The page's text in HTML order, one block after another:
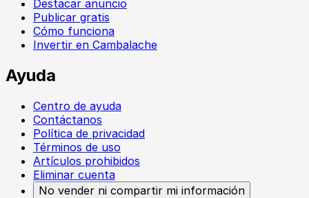
Destacar anuncio
Publicar gratis
Cómo funciona
Invertir en Cambalache
Ayuda
Centro de ayuda
Contáctanos
Política de privacidad
Términos de uso
Artículos prohibidos
Eliminar cuenta
No vender ni compartir mi información